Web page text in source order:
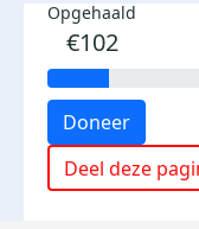
Opgehaald
€102
Doneer
Deel deze